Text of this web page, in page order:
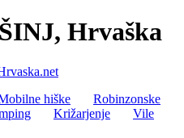
Hrvaška
hiške
Robinzonske
Križarjenje
Vile